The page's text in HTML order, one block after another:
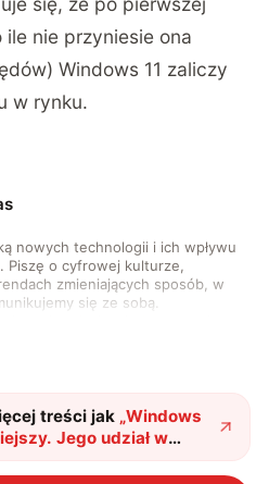
nie przyniesie ona
Windows 11 zaliczy
w rynku.
nowych technologii i ich wpływu
Piszę o cyfrowej kulturze,
zmieniających sposób, w
się ze sobą.
mnie relacja między rozwojem
popkulturą. W wolnych
treści jak „Windows
Jego udział w
"?